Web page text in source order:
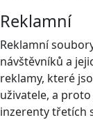
Reklamní
Reklamní
návštěvníků a
reklamy, které
uživatele, a
inzerenty třetích